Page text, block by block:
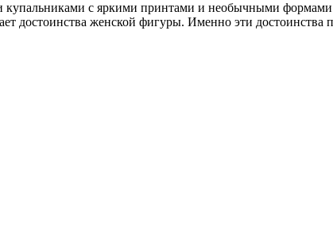
с яркими принтами и необычными формами.
достоинства женской фигуры. Именно эти достоинства